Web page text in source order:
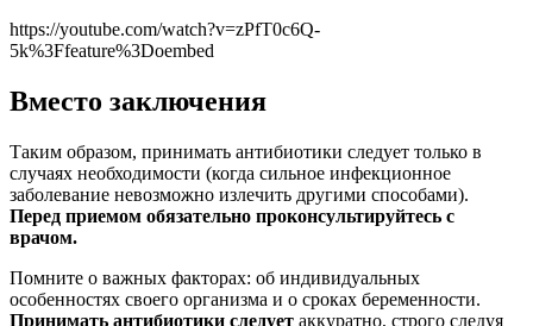
https://youtube.com/watch?v=zPfT0c6Q-
5k%3Ffeature%3Doembed
Вместо заключения
Таким образом, принимать антибиотики следует только в
случаях необходимости (когда сильное инфекционное
заболевание невозможно излечить другими способами).
Перед приемом обязательно проконсультируйтесь с
врачом.
Помните о важных факторах: об индивидуальных
особенностях своего организма и о сроках беременности.
Принимать антибиотики следует аккуратно, строго следуя